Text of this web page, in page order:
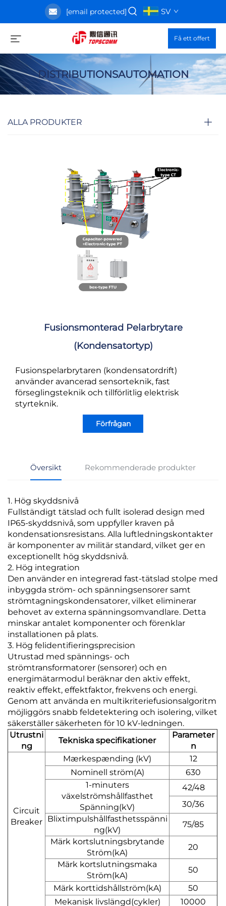
[email protected] SV
Få ett offert
DISTRIBUTIONSAUTOMATION
ALLA PRODUKTER
Fusionsmonterad Pelarbrytare
(kondensatortyp)
Fusionspelarbrytaren (kondensatordrift)
använder avancerad sensorteknik, fast
förseglingsteknik och tillförlitlig elektrisk
styrteknik.
Förfrågan
Översikt Rekommenderade produkter
1. Hög skyddsnivå
Fullständigt tätslad och fullt isolerad design med
IP65-skyddsnivå, som uppfyller kraven på
kondensationsresistans. Alla luftledningskontakter
är komponenter av militär standard, vilket ger en
exceptionellt hög skyddsnivå.
2. Hög integration
Den använder en integrerad fast-tätslad stolpe med
inbyggda ström- och spänningsensorer samt
strömtagningskondensatorer, vilket eliminerar
behovet av externa spänningsomvandlare. Detta
minskar antalet komponenter och förenklar
installationen på plats.
3. Hög felidentifieringsprecision
Utrustad med spännings- och
strömtransformatorer (sensorer) och en
energimätarmodul beräknar den aktiv effekt,
reaktiv effekt, effektfaktor, frekvens och energi.
Genom att använda en multikriteriefusionsalgoritm
möjliggörs snabb feldetektering och isolering, vilket
säkerställer säkerheten för 10 kV-ledningen.
Utrustni
ng
Tekniska specifikationer
Parameter
n
Circuit
Breaker
Mærkespænding (kV)
12
Nominell ström(A)
630
1-minuters
växelströmshållfasthet
Spänning(kV)
42/48
30/36
Blixtimpulshållfasthetsspänni
ng(kV)
75/85
Märk kortslutningsbrytande
Ström(kA)
20
Märk kortslutningsmaka
Ström(kA)
50
Märk korttidshållström(kA)
50
Mekanisk livslängd(cykler)
10000